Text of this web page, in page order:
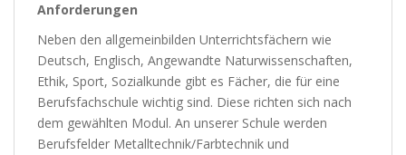
Anforderungen
Neben den allgemeinbilden Unterrichtsfächern wie
Deutsch, Englisch, Angewandte Naturwissenschaften,
Ethik, Sport, Sozialkunde gibt es Fächer, die für eine
Berufsfachschule wichtig sind. Diese richten sich nach
dem gewählten Modul. An unserer Schule werden
Berufsfelder Metalltechnik/Farbtechnik und